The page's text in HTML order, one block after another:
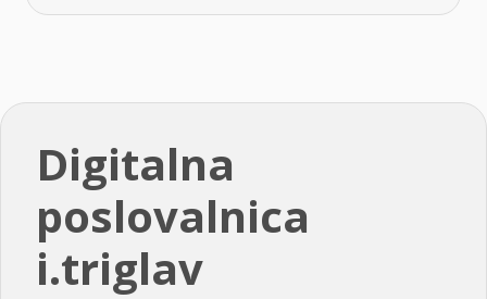
Digitalna
poslovalnica
i.triglav